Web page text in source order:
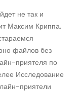
не так и
Максим Криппа.
файлов без
приятеля по
Исследование
приятели